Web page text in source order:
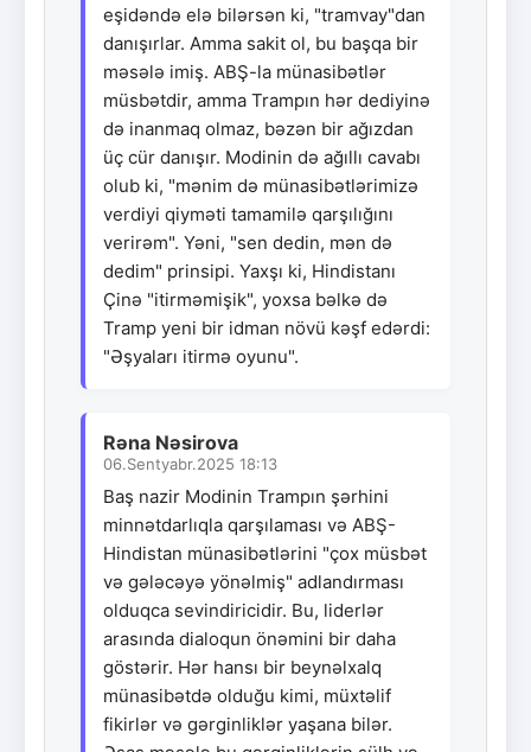
eşidəndə elə bilərsən ki, "tramvay"dan
danışırlar. Amma sakit ol, bu başqa bir
məsələ imiş. ABŞ-la münasibətlər
müsbətdir, amma Trampın hər dediyinə
də inanmaq olmaz, bəzən bir ağızdan
üç cür danışır. Modinin də ağıllı cavabı
olub ki, "mənim də münasibətlərimizə
verdiyi qiyməti tamamilə qarşılığını
verirəm". Yəni, "sen dedin, mən də
dedim" prinsipi. Yaxşı ki, Hindistanı
Çinə "itirməmişik", yoxsa bəlkə də
Tramp yeni bir idman növü kəşf edərdi:
"Əşyaları itirmə oyunu".
Rəna Nəsirova
06.Sentyabr.2025 18:13
Baş nazir Modinin Trampın şərhini
minnətdarlıqla qarşılaması və ABŞ-
Hindistan münasibətlərini "çox müsbət
və gələcəyə yönəlmiş" adlandırması
olduqca sevindiricidir. Bu, liderlər
arasında dialoqun önəmini bir daha
göstərir. Hər hansı bir beynəlxalq
münasibətdə olduğu kimi, müxtəlif
fikirlər və gərginliklər yaşana bilər.